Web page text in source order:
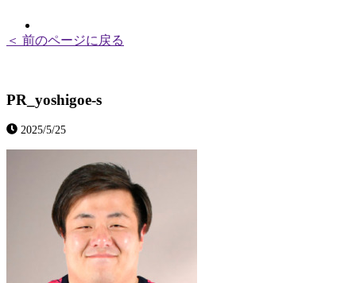
＜ 前のページに戻る
PR_yoshigoe-s
2025/5/25